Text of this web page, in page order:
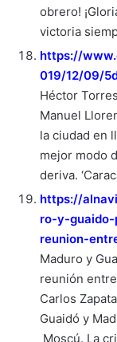
obrero!
victoria
https://
019/12/09/
Héctor
Manuel
la ciudad en
mejor modo
deriva.
https://
ro-y-
reunion-
Maduro y
reunión
Carlos
Guaidó y
Moscú. La